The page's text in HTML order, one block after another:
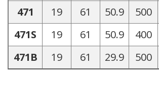
471 19 61 50.9 500
471S
19 61 50.9 400
471B
19 61 29.9 500